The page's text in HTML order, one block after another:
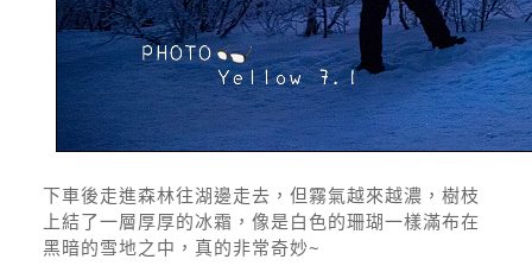
下車後走進森林往湖邊走去，但霧氣越來越濃，樹枝
上結了一層厚厚的冰霜，像是白色的珊瑚一樣滿布在
黑暗的雪地之中，真的非常奇妙~